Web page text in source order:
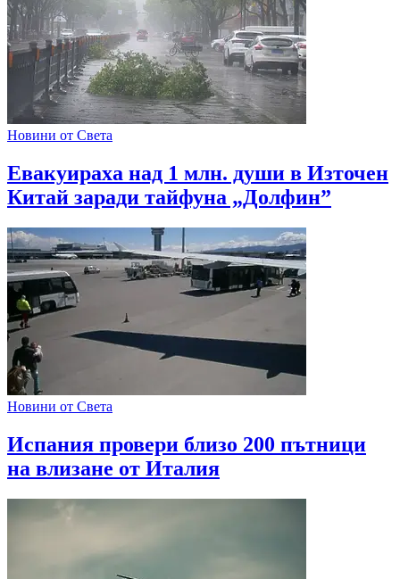
Новини от Света
Евакуираха над 1 млн. души в Източен
Китай заради тайфуна „Долфин”
Новини от Света
Испания провери близо 200 пътници
на влизане от Италия